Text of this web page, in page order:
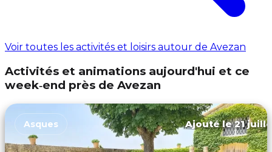
Voir toutes les activités et loisirs autour de Avezan
Activités et animations aujourd'hui et ce
week‑end près de Avezan
Asques Ajouté le 21